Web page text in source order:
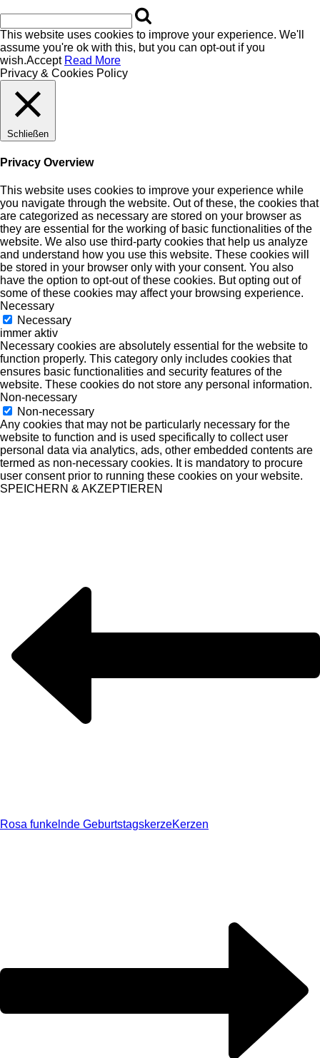
This website uses cookies to improve your experience. We'll
assume you're ok with this, but you can opt-out if you
wish.Accept Read More
Privacy & Cookies Policy
Schließen
Privacy Overview
This website uses cookies to improve your experience while
you navigate through the website. Out of these, the cookies that
are categorized as necessary are stored on your browser as
they are essential for the working of basic functionalities of the
website. We also use third-party cookies that help us analyze
and understand how you use this website. These cookies will
be stored in your browser only with your consent. You also
have the option to opt-out of these cookies. But opting out of
some of these cookies may affect your browsing experience.
Necessary
Necessary
immer aktiv
Necessary cookies are absolutely essential for the website to
function properly. This category only includes cookies that
ensures basic functionalities and security features of the
website. These cookies do not store any personal information.
Non-necessary
Non-necessary
Any cookies that may not be particularly necessary for the
website to function and is used specifically to collect user
personal data via analytics, ads, other embedded contents are
termed as non-necessary cookies. It is mandatory to procure
user consent prior to running these cookies on your website.
SPEICHERN & AKZEPTIEREN
Rosa funkelnde GeburtstagskerzeKerzen